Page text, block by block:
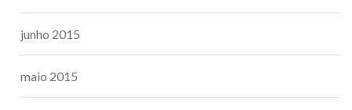
junho 2015
maio 2015